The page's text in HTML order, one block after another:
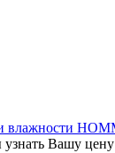
влажности
узнать Вашу цену